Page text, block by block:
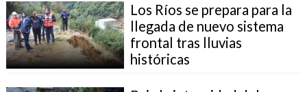
Los Ríos se prepara para la
llegada de nuevo sistema
frontal tras lluvias
históricas